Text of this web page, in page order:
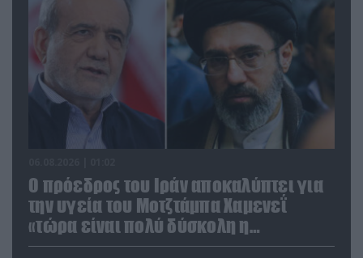
Ο πρόεδρος του Ιράν αποκαλύπτει για
την υγεία του Μοτζτάμπα Χαμενεΐ
«τώρα είναι πολύ δύσκολη η
επικοινωνία»